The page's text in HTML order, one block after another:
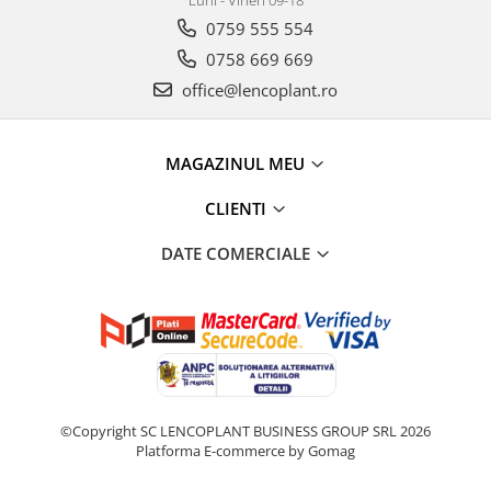
0759 555 554
0758 669 669
office@lencoplant.ro
MAGAZINUL MEU
CLIENTI
DATE COMERCIALE
©Copyright SC LENCOPLANT BUSINESS GROUP SRL 2026
Platforma E-commerce by Gomag